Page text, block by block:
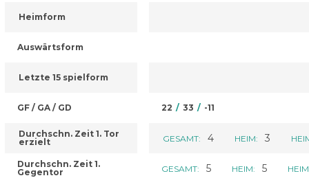
Heimform
Auswärtsform
Letzte 15 spielform
GF / GA / GD
Durchschn. Zeit 1. Tor
erzielt
Durchschn. Zeit 1.
Gegentor
22 / 33 / -11
GESAMT: 4 HEIM: 3
GESAMT: 5 HEIM: 5